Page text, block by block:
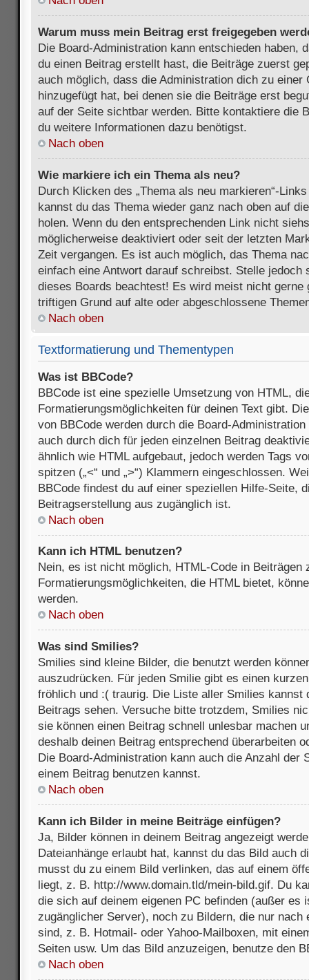
Warum muss mein Beitrag erst freigegeben
Die Board-Administration kann entschieden haben,
du einen Beitrag erstellt hast, die Beiträge zuerst
auch möglich, dass die Administration dich zu einer
hinzugefügt hat, bei denen sie die Beiträge erst
auf der Seite sichtbar werden. Bitte kontaktiere die
du weitere Informationen dazu benötigst.
Nach oben
Wie markiere ich ein Thema als neu?
Durch Klicken des „Thema als neu markieren“-
kannst du das Thema wieder ganz nach oben auf
holen. Wenn du den entsprechenden Link nicht
möglicherweise deaktiviert oder seit der letzten
Zeit vergangen. Es ist auch möglich, das Thema
einfach eine Antwort darauf schreibst. Stelle jedoch
dieses Boards beachtest! Es wird meist nicht gerne
triftigen Grund auf alte oder abgeschlossene
Nach oben
Textformatierung und Thementypen
Was ist BBCode?
BBCode ist eine spezielle Umsetzung von HTML,
Formatierungsmöglichkeiten für deinen Text gibt.
von BBCode werden durch die Board-
auch durch dich für jeden einzelnen Beitrag
ähnlich wie HTML aufgebaut, jedoch werden Tags
spitzen („<“ und „>“) Klammern eingeschlossen.
BBCode findest du auf einer speziellen Hilfe-Seite,
Beitragserstellung aus zugänglich ist.
Nach oben
Kann ich HTML benutzen?
Nein, es ist nicht möglich, HTML-Code in Beiträgen
Formatierungsmöglichkeiten, die HTML bietet,
werden.
Nach oben
Was sind Smilies?
Smilies sind kleine Bilder, die benutzt werden
auszudrücken. Für jeden Smilie gibt es einen
fröhlich und :( traurig. Die Liste aller Smilies kannst
Beitrags sehen. Versuche bitte trotzdem, Smilies
sie können einen Beitrag schnell unlesbar machen
deshalb deinen Beitrag entsprechend überarbeiten
Die Board-Administration kann auch die Anzahl der
einem Beitrag benutzen kannst.
Nach oben
Kann ich Bilder in meine Beiträge einfügen?
Ja, Bilder können in deinem Beitrag angezeigt
Dateianhänge erlaubt hat, kannst du das Bild auch
musst du zu einem Bild verlinken, das auf einem
liegt, z. B. http://www.domain.tld/mein-bild.gif. Du
die sich auf deinem eigenen PC befinden (außer es
zugänglicher Server), noch zu Bildern, die nur nach
sind, z. B. Hotmail- oder Yahoo-Mailboxen, mit
Seiten usw. Um das Bild anzuzeigen, benutze den
Nach oben